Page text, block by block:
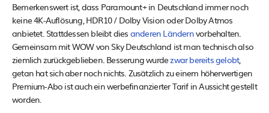
Bemerkenswert ist, dass Paramount+ in Deutschland immer noch
keine 4K-Auflösung, HDR10 / Dolby Vision oder Dolby Atmos
anbietet. Stattdessen bleibt dies anderen Ländernvorbehalten.
Gemeinsam mit WOW von Sky Deutschland ist man technisch also
ziemlich zurückgeblieben. Besserung wurdezwar bereits gelobt,
getan hat sich aber noch nichts. Zusätzlich zu einem höherwertigen
Premium-Abo ist auch ein werbefinanzierter Tarif in Aussicht gestellt
worden.